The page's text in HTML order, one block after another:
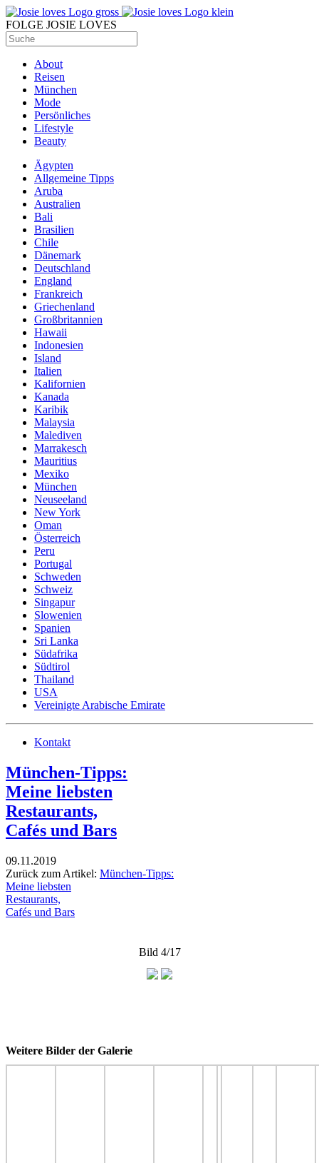
FOLGE JOSIE LOVES
About
Reisen
München
Mode
Persönliches
Lifestyle
Beauty
Ägypten
Allgemeine Tipps
Aruba
Australien
Bali
Brasilien
Chile
Dänemark
Deutschland
England
Frankreich
Griechenland
Großbritannien
Hawaii
Indonesien
Island
Italien
Kalifornien
Kanada
Karibik
Malaysia
Malediven
Marrakesch
Mauritius
Mexiko
München
Neuseeland
New York
Oman
Österreich
Peru
Portugal
Schweden
Schweiz
Singapur
Slowenien
Spanien
Sri Lanka
Südafrika
Südtirol
Thailand
USA
Vereinigte Arabische Emirate
Kontakt
München-Tipps:
Meine liebsten
Restaurants,
Cafés und Bars
09.11.2019
Zurück zum Artikel: München-Tipps:
Meine liebsten
Restaurants,
Cafés und Bars
Bild 4/17
Weitere Bilder der Galerie